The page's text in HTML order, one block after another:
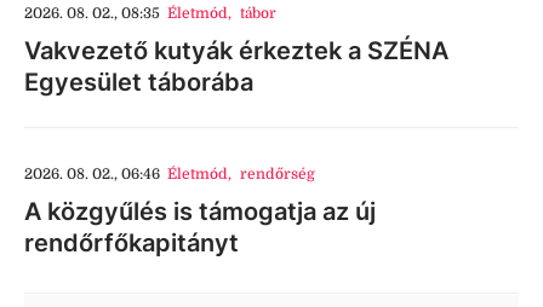
2026. 08. 02., 08:35 Életmód, tábor
Vakvezető kutyák érkeztek a SZÉNA
Egyesület táborába
2026. 08. 02., 06:46 Életmód, rendőrség
A közgyűlés is támogatja az új
rendőrfőkapitányt